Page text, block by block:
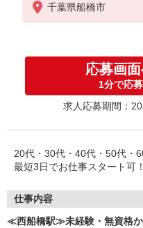
千葉県船橋市
応募画
1分で応
求人応募期間：
20代・30代・40代・50代・
最短3日でお仕事スタート可
仕事内容
≪西船橋駅≫未経験・無資格か